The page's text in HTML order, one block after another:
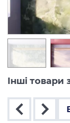
Інші товари